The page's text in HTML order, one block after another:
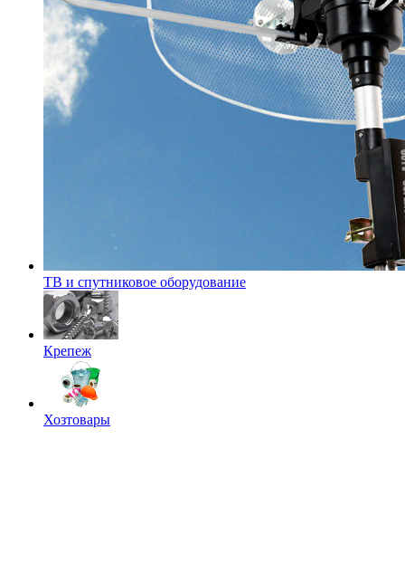
ТВ и спутниковое оборудование
Крепеж
Хозтовары